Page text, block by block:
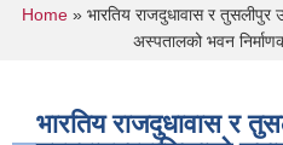
You are here
Home » भारतिय राजदुधावास र तुसलीपुर
अस्पतालको भवन
भारतिय राजदुधावास र